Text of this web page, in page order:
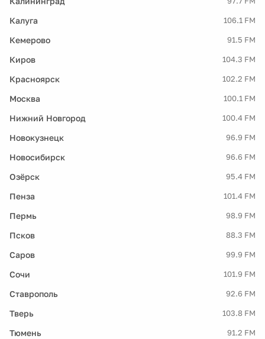
Калуга 106.1 FM
Кемерово 91.5 FM
Киров 104.3 FM
Красноярск 102.2 FM
Москва 100.1 FM
Нижний Новгород 100.4 FM
Новокузнецк 96.9 FM
Новосибирск 96.6 FM
Озёрск 95.4 FM
Пенза 101.4 FM
Пермь 98.9 FM
Псков 88.3 FM
Саров 99.9 FM
Сочи 101.9 FM
Ставрополь 92.6 FM
Тверь 103.8 FM
Тюмень 91.2 FM